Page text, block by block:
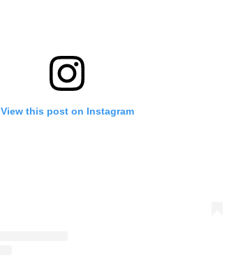
View this post on Instagram